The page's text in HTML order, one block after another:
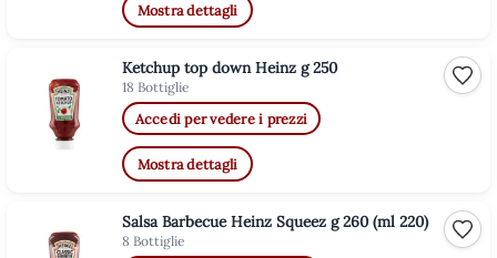
Mostra dettagli
Ketchup top down Heinz g 250
18 Bottiglie
Accedi per vedere i prezzi
Mostra dettagli
Salsa Barbecue Heinz Squeez g 260 (ml 220)
8 Bottiglie